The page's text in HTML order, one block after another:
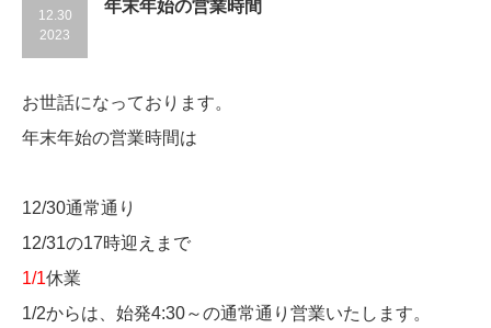
12.30
2023
年末年始の営業時間
お世話になっております。
年末年始の営業時間は
12/30通常通り
12/31の17時迎えまで
1/1休業
1/2からは、始発4:30～の通常通り営業いたします。